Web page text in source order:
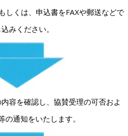
しくは、申込書をFAXや郵送などで
みください。
容を確認し、協賛受理の可否およ
の通知をいたします。